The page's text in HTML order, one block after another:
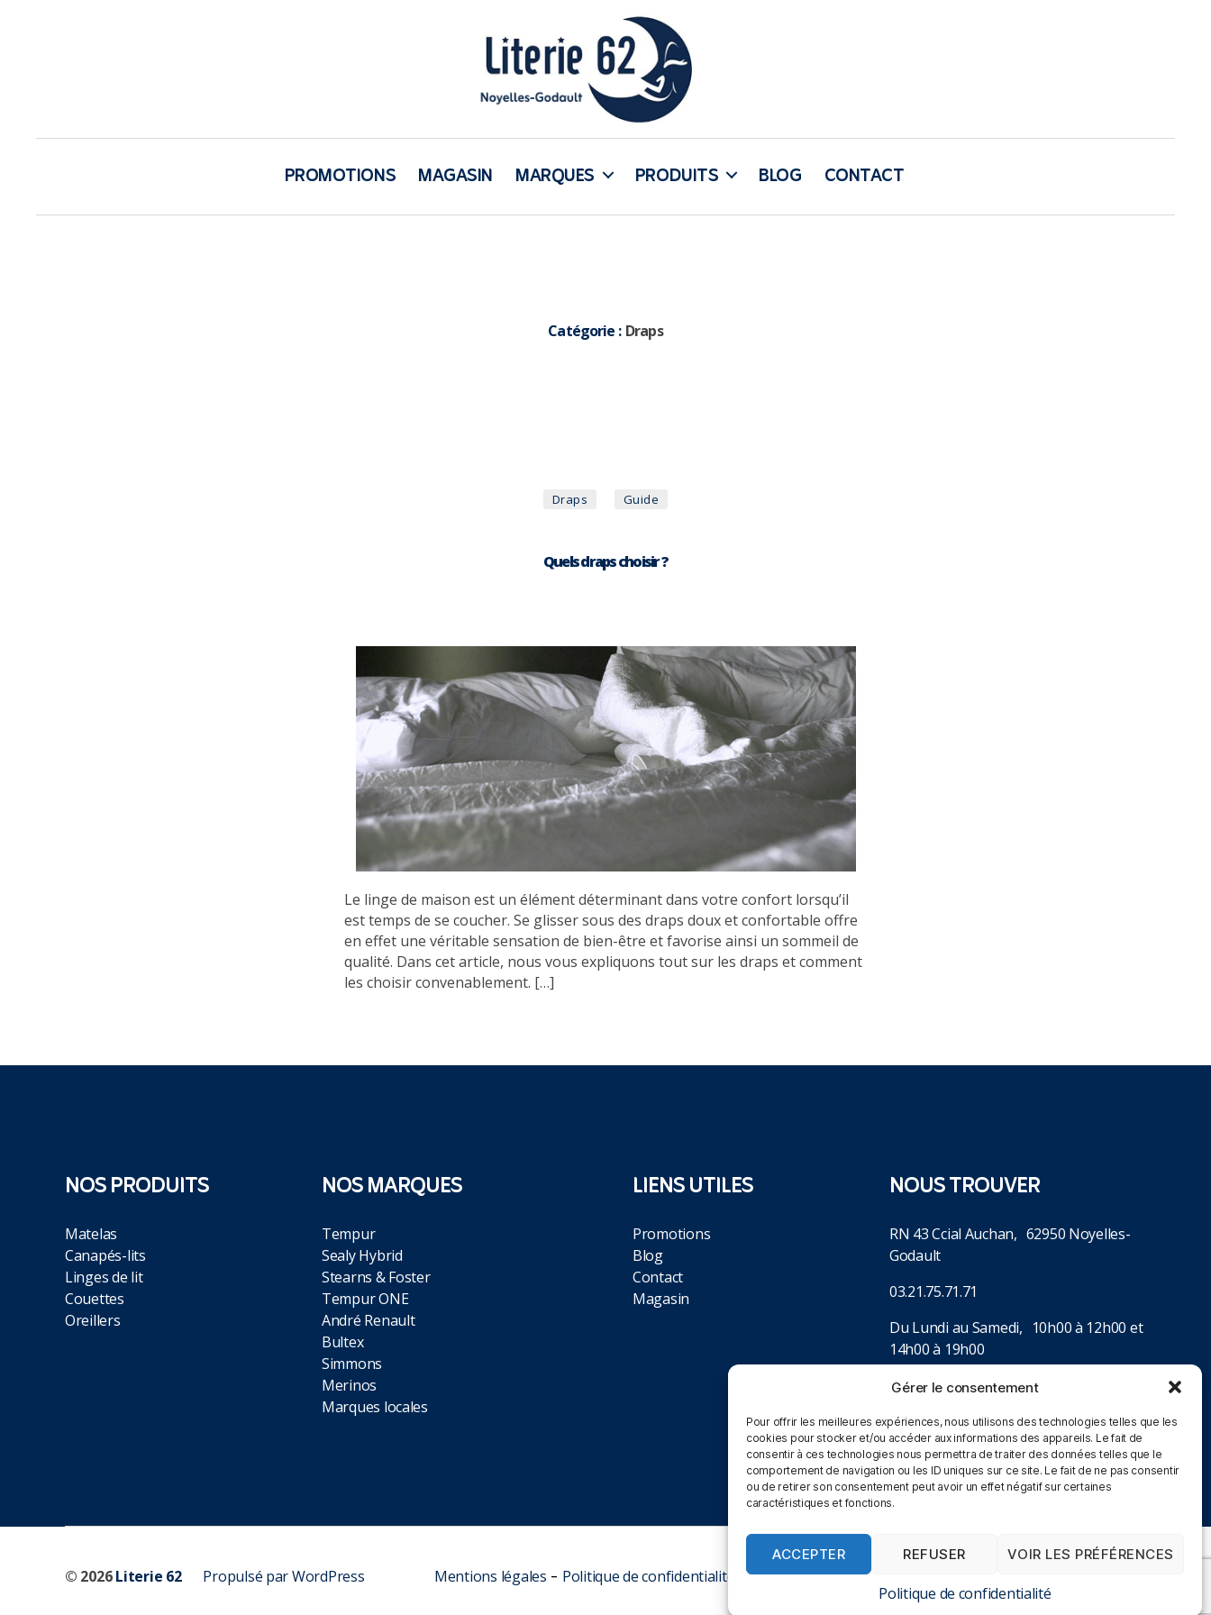
Gérer le consentement
Pour offrir les meilleures expériences, nous utilisons des technologies telles que les
cookies pour stocker et/ou accéder aux informations des appareils. Le fait de
consentir à ces technologies nous permettra de traiter des données telles que le
comportement de navigation ou les ID uniques sur ce site. Le fait de ne pas consentir
ou de retirer son consentement peut avoir un effet négatif sur certaines
caractéristiques et fonctions.
ACCEPTER REFUSER VOIR LES PRÉFÉRENCES
Politique de confidentialité
62
PROMOTIONS MAGASIN MARQUES PRODUITS BLOG CONTACT
Catégorie : Draps
Draps Guide
Quels draps choisir ?
Le linge de maison est un élément déterminant dans votre confort lorsqu’il
est temps de se coucher. Se glisser sous des draps doux et confortable offre
en effet une véritable sensation de bien-être et favorise ainsi un sommeil de
qualité. Dans cet article, nous vous expliquons tout sur les draps et comment
les choisir convenablement. […]
NOS PRODUITS
Matelas
Canapés-lits
Linges de lit
Couettes
Oreillers
NOS MARQUES
Tempur
Sealy Hybrid
Stearns & Foster
Tempur ONE
André Renault
Bultex
Simmons
Merinos
Marques locales
LIENS UTILES
Promotions
Blog
Contact
Magasin
NOUS TROUVER
RN 43 Ccial Auchan, 62950 Noyelles-
Godault
03.21.75.71.71
Du Lundi au Samedi, 10h00 à 12h00 et
14h00 à 19h00
© 2026Literie 62 Propulsé par WordPress Mentions légales - Politique de confidentialité -CGV Click&Collect-